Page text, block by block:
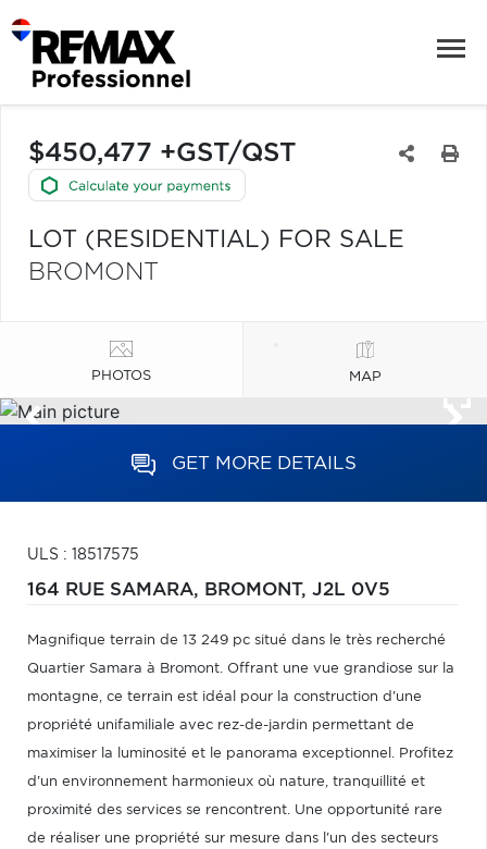
$450,477 +GST/QST
LOT (RESIDENTIAL) FOR SALE
BROMONT
PHOTOS MAP
GET MORE DETAILS
ULS : 18517575
164 RUE SAMARA, BROMONT, J2L 0V5
Magnifique terrain de 13 249 pc situé dans le très recherché
Quartier Samara à Bromont. Offrant une vue grandiose sur la
montagne, ce terrain est idéal pour la construction d'une
propriété unifamiliale avec rez-de-jardin permettant de
maximiser la luminosité et le panorama exceptionnel. Profitez
d'un environnement harmonieux où nature, tranquillité et
proximité des services se rencontrent. Une opportunité rare
de réaliser une propriété sur mesure dans l'un des secteurs